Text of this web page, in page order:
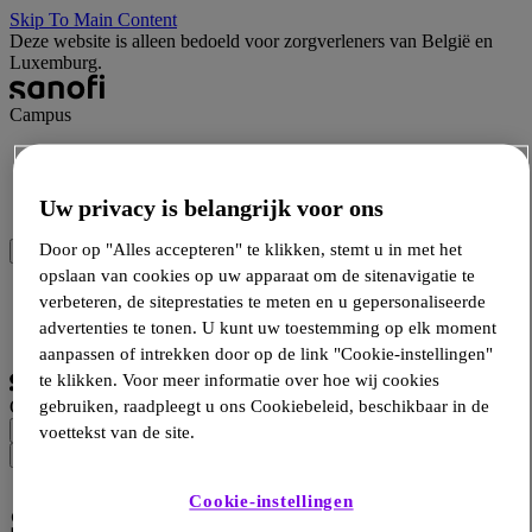
Skip To Main Content
Deze website is alleen bedoeld voor zorgverleners van België en
Luxemburg.
Campus
Producten
Inloggen
Inschrijven
Selecteer taal
Campus
Switchen naar AUBAGIO
Uw privacy is belangrijk voor ons
Door op "Alles accepteren" te klikken, stemt u in met het
opslaan van cookies op uw apparaat om de sitenavigatie te
verbeteren, de siteprestaties te meten en u gepersonaliseerde
advertenties te tonen. U kunt uw toestemming op elk moment
aanpassen of intrekken door op de link "Cookie-instellingen"
te klikken. Voor meer informatie over hoe wij cookies
gebruiken, raadpleegt u ons Cookiebeleid, beschikbaar in de
voettekst van de site.
Cookie-instellingen